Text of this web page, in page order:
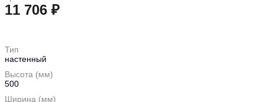
11 706 ₽
Тип
настенный
Высота (мм)
500
Ширина (мм)